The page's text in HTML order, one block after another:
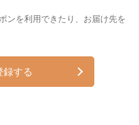
ンを利用できたり、お届け先を
録する